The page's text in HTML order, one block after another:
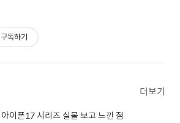
구독하기
더보기
아이폰17 시리즈 실물 보고 느낀 점